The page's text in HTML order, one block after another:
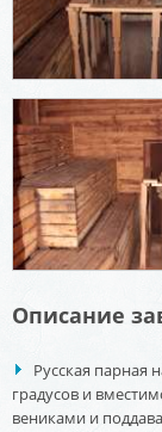
Описание
Русская парная
градусов и
вениками и